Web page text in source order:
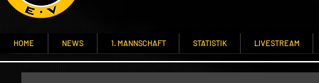
HOME NEWS 1. MANNSCHAFT STATISTIK LIVESTREAM